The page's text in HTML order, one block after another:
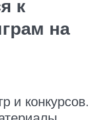
к
на
и конкурсов.